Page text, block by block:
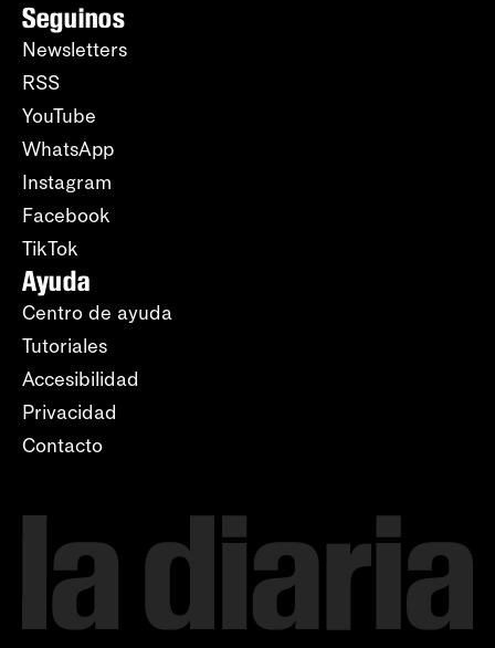
Seguinos
Newsletters
RSS
YouTube
WhatsApp
Instagram
Facebook
TikTok
Ayuda
Centro de ayuda
Tutoriales
Accesibilidad
Privacidad
Contacto